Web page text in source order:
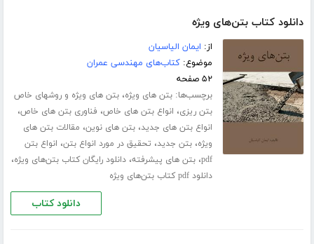
دانلود کتاب بتن‌های ویژه
از: ایمان الیاسیان
موضوع:کتاب‌های مهندسی عمران
۵۲ صفحه
برچسب‌ها:بتن های ویژه،بتن های ویژه و روشهای خاص
بتن ریزی، انواع بتن های خاص، فناوری بتن های خاص،
انواع بتن های جدید،بتن های نوین، مقالات بتن های
ویژه،بتن جدید، تحقیق در مورد انواع بتن، انواع بتن
pdf،بتن های پیشرفته،دانلود رایگان کتاب بتن‌های ویژه،
دانلود pdf کتاب بتن‌های ویژه
دانلود کتاب